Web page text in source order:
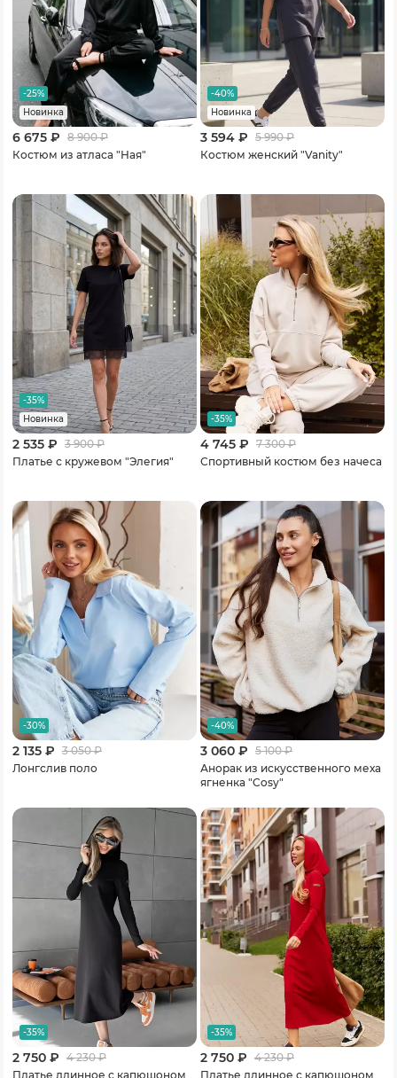
-25%
Новинка
6 675 ₽ 8 900₽
Костюм из атласа "Ная"
-40%
Новинка
3 594 ₽ 5 990₽
Костюм женский "Vanity"
-35%
Новинка
2 535 ₽ 3 900₽
Платье с кружевом "Элегия"
-35%
4 745 ₽ 7 300₽
Спортивный костюм без начеса
-30%
2 135 ₽ 3 050₽
Лонгслив поло
-40%
3 060 ₽ 5 100₽
Анорак из искусственного меха
ягненка "Cosy"
-35%
2 750 ₽ 4 230₽
Платье длинное с капюшоном
-35%
2 750 ₽ 4 230₽
Платье длинное с капюшоном